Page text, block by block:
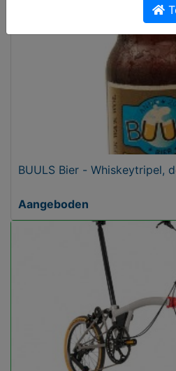
BUULS Bier - Whiskeytripel,
Aangeboden